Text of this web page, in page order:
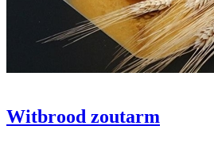
Witbrood zoutarm